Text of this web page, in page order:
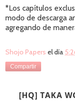
*Los capítulos
modo de descarga
agregando de
Shojo Papers el día
Compartir
[HQ] TAKA